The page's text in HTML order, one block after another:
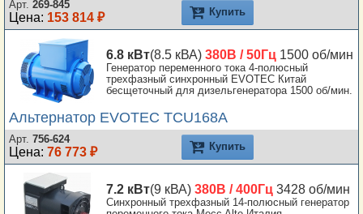
Арт. 269-845
Цена: 153 814 ₽ Купить
6.8 кВт(8.5 кВА) 380В / 50Гц 1500 об/мин
Генератор переменного тока 4-полюсный
трехфазный синхронный EVOTEC Китай
бесщеточный для дизельгенератора 1500 об/мин.
Альтернатор EVOTEC TCU168A
Арт. 756-624
Цена: 76 773 ₽ Купить
7.2 кВт(9 кВА) 380В / 400Гц 3428 об/мин
Синхронный трехфазный 14-полюсный генератор